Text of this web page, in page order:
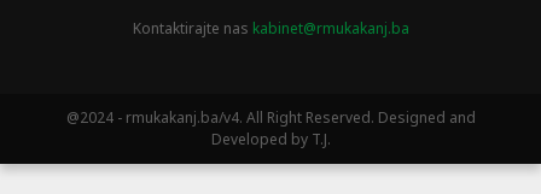
Kontaktirajte nas kabinet@rmukakanj.ba
@2024 - rmukakanj.ba/v4. All Right Reserved. Designed and
Developed by T.J.